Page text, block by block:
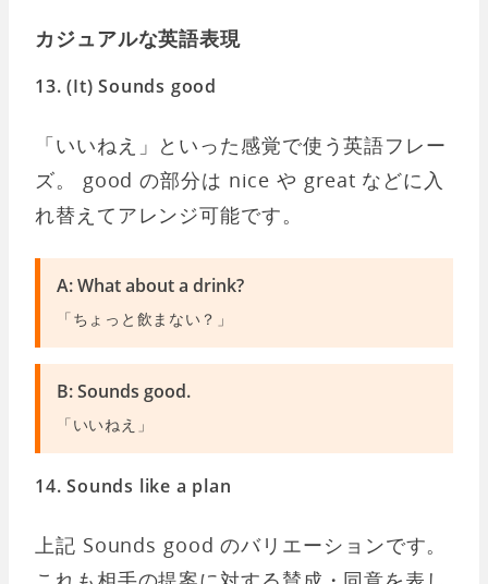
カジュアルな英語表現
13. (It) Sounds good
「いいねえ」といった感覚で使う英語フレー
ズ。 good の部分は nice や great などに入
れ替えてアレンジ可能です。
A: What about a drink?
「ちょっと飲まない？」
B: Sounds good.
「いいねえ」
14. Sounds like a plan
上記 Sounds good のバリエーションです。